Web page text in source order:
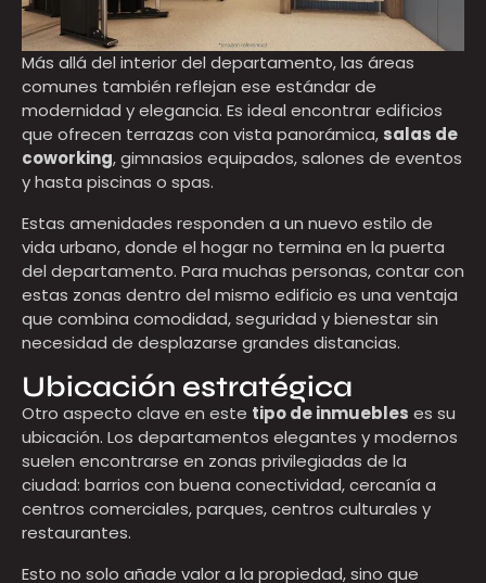
Más allá del interior del departamento, las áreas
comunes también reflejan ese estándar de
modernidad y elegancia. Es ideal encontrar edificios
que ofrecen terrazas con vista panorámica, salas de
coworking, gimnasios equipados, salones de eventos
y hasta piscinas o spas.
Estas amenidades responden a un nuevo estilo de
vida urbano, donde el hogar no termina en la puerta
del departamento. Para muchas personas, contar con
estas zonas dentro del mismo edificio es una ventaja
que combina comodidad, seguridad y bienestar sin
necesidad de desplazarse grandes distancias.
Ubicación estratégica
Otro aspecto clave en este tipo de inmuebles es su
ubicación. Los departamentos elegantes y modernos
suelen encontrarse en zonas privilegiadas de la
ciudad: barrios con buena conectividad, cercanía a
centros comerciales, parques, centros culturales y
restaurantes.
Esto no solo añade valor a la propiedad, sino que